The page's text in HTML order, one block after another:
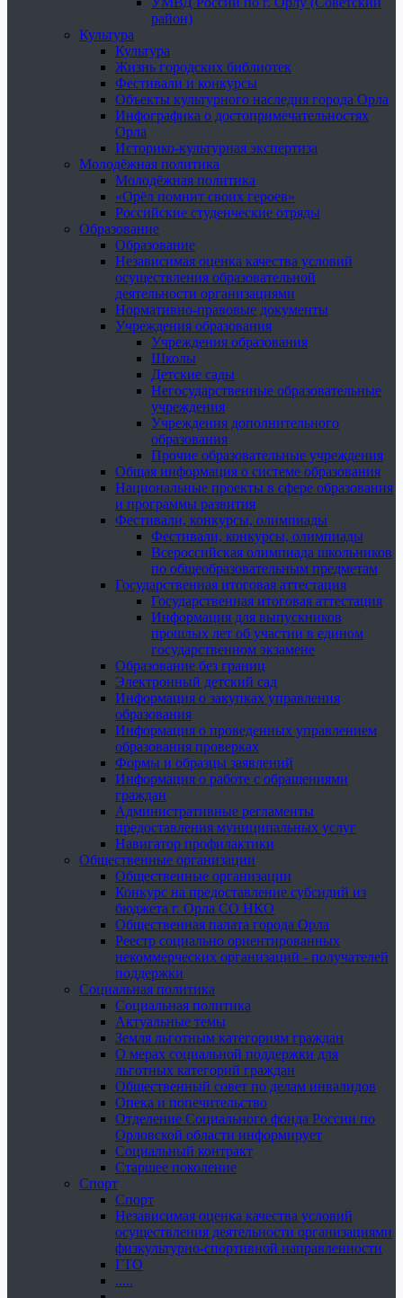
район)
Культура
Культура
Жизнь городских библиотек
Фестивали и конкурсы
Объекты культурного наследия города Орла
Инфографика о достопримечательностях
Орла
Историко-культурная экспертиза
Молодёжная политика
Молодёжная политика
«Орёл помнит своих героев»
Российские студенческие отряды
Образование
Образование
Независимая оценка качества условий
осуществления образовательной
деятельности организациями
Нормативно-правовые документы
Учреждения образования
Учреждения образования
Школы
Детские сады
Негосударственные образовательные
учреждения
Учреждения дополнительного
образования
Прочие образовательные учреждения
Общая информация о системе образования
Национальные проекты в сфере образования
и программы развития
Фестивали, конкурсы, олимпиады
Фестивали, конкурсы, олимпиады
Всероссийская олимпиада школьников
по общеобразовательным предметам
Государственная итоговая аттестация
Государственная итоговая аттестация
Информация для выпускников
прошлых лет об участии в едином
государственном экзамене
Образование без границ
Электронный детский сад
Информация о закупках управления
образования
Информация о проведенных управлением
образования проверках
Формы и образцы заявлений
Информация о работе с обращениями
граждан
Административные регламенты
предоставления муниципальных услуг
Навигатор профилактики
Общественные организации
Общественные организации
Конкурс на предоставление субсидий из
бюджета г. Орла СО НКО
Общественная палата города Орла
Реестр социально ориентированных
некоммерческих организаций - получателей
поддержки
Социальная политика
Социальная политика
Актуальные темы
Земля льготным категориям граждан
О мерах социальной поддержки для
льготных категорий граждан
Общественный совет по делам инвалидов
Опека и попечительство
Отделение Социального фонда России по
Орловской области информирует
Социальный контракт
Старшее поколение
Спорт
Спорт
Независимая оценка качества условий
осуществления деятельности организациями
физкультурно-спортивной направленности
ГТО
.....